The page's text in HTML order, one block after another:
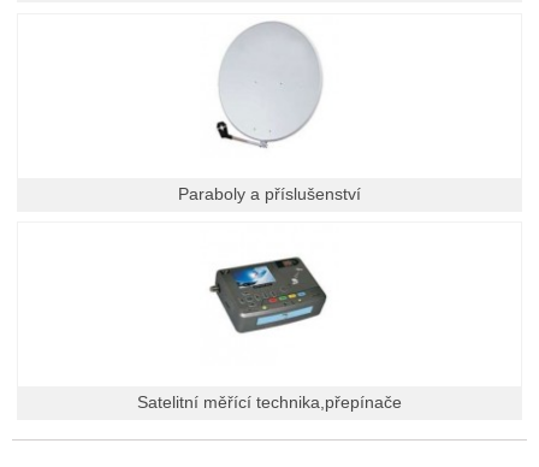
Paraboly a příslušenství
Satelitní měřící technika,přepínače